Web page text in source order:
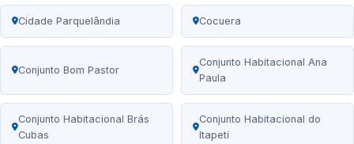
Cidade Parquelândia Cocuera
Conjunto Bom Pastor
Conjunto Habitacional Ana
Paula
Conjunto Habitacional Brás
Cubas
Conjunto Habitacional do
Itapeti